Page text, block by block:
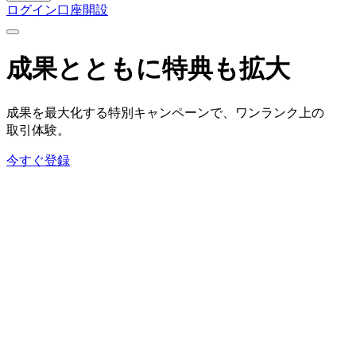
ログイン口座開設
成果とともに特典も拡大
成果を最大化する特別キャンペーンで、 ワンランク上の
取引体験。
今すぐ登録